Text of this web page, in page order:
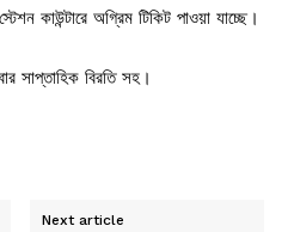
কাউন্টারে অগ্রিম টিকিট পাওয়া যাচ্ছে।
সাপ্তাহিক বিরতি সহ।
Next article